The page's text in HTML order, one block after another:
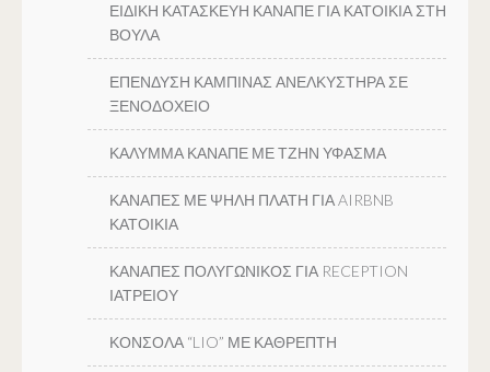
ΕΙΔΙΚΗ ΚΑΤΑΣΚΕΥΗ ΚΑΝΑΠΕ ΓΙΑ ΚΑΤΟΙΚΙΑ ΣΤΗ
ΒΟΥΛΑ
ΕΠΕΝΔΥΣΗ ΚΑΜΠΙΝΑΣ ΑΝΕΛΚΥΣΤΗΡΑ ΣΕ
ΞΕΝΟΔΟΧΕΙΟ
ΚΑΛΥΜΜΑ ΚΑΝΑΠΕ ΜΕ ΤΖΗΝ ΥΦΑΣΜΑ
ΚΑΝΑΠΕΣ ΜΕ ΨΗΛΗ ΠΛΑΤΗ ΓΙΑ AIRBNB
ΚΑΤΟΙΚΙΑ
ΚΑΝΑΠΕΣ ΠΟΛΥΓΩΝΙΚΟΣ ΓΙΑ RECEPTION
ΙΑΤΡΕΙΟΥ
ΚΟΝΣΟΛΑ “LIO” ΜΕ ΚΑΘΡΕΠΤΗ